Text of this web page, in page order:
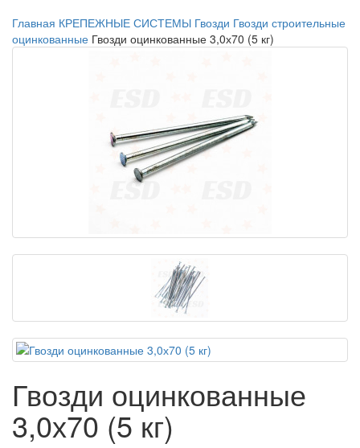
Главная КРЕПЕЖНЫЕ СИСТЕМЫ Гвозди Гвозди строительные
оцинкованные Гвозди оцинкованные 3,0х70 (5 кг)
Гвозди оцинкованные
3,0х70 (5 кг)